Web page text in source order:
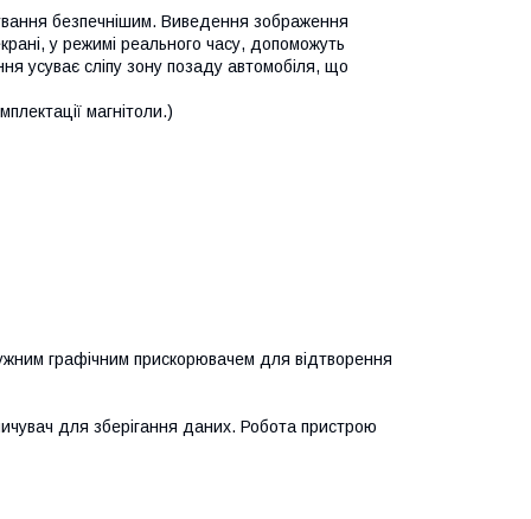
безпечнішим. Виведення зображення
у режимі реального часу, допоможуть
усуває сліпу зону позаду автомобіля, що
магнітоли.)
графічним прискорювачем для відтворення
для зберігання даних. Робота пристрою